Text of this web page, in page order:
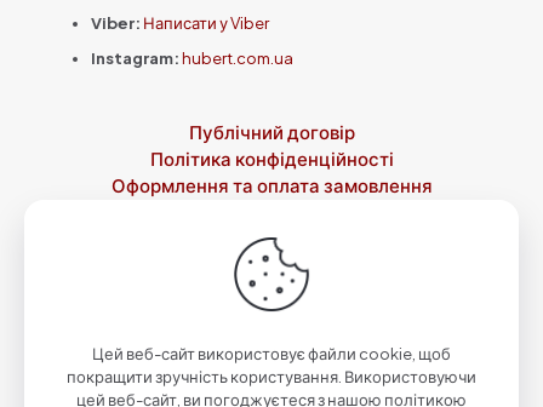
Viber: Написати у Viber
Instagram:hubert.com.ua
Публічний договір
Політика конфіденційності
Оформлення та оплата замовлення
Контакти
© 2023-2026 Зброярня святого Губерта by
Цей веб-сайт використовує файли cookie, щоб
покращити зручність користування. Використовуючи
цей веб-сайт, ви погоджуєтеся з нашою політикою